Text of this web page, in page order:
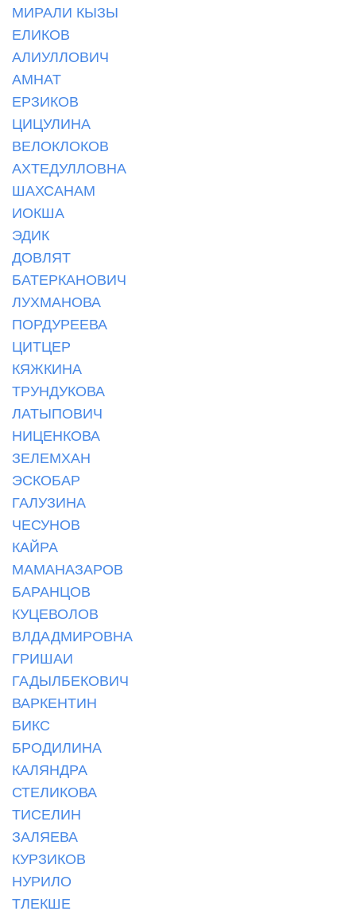
МИРАЛИ КЫЗЫ
ЕЛИКОВ
АЛИУЛЛОВИЧ
АМНАТ
ЕРЗИКОВ
ЦИЦУЛИНА
ВЕЛОКЛОКОВ
АХТЕДУЛЛОВНА
ШАХСАНАМ
ИОКША
ЭДИК
ДОВЛЯТ
БАТЕРКАНОВИЧ
ЛУХМАНОВА
ПОРДУРЕЕВА
ЦИТЦЕР
КЯЖКИНА
ТРУНДУКОВА
ЛАТЫПОВИЧ
НИЦЕНКОВА
ЗЕЛЕМХАН
ЭСКОБАР
ГАЛУЗИНА
ЧЕСУНОВ
КАЙРА
МАМАНАЗАРОВ
БАРАНЦОВ
КУЦЕВОЛОВ
ВЛДАДМИРОВНА
ГРИШАИ
ГАДЫЛБЕКОВИЧ
ВАРКЕНТИН
БИКС
БРОДИЛИНА
КАЛЯНДРА
СТЕЛИКОВА
ТИСЕЛИН
ЗАЛЯЕВА
КУРЗИКОВ
НУРИЛО
ТЛЕКШЕ